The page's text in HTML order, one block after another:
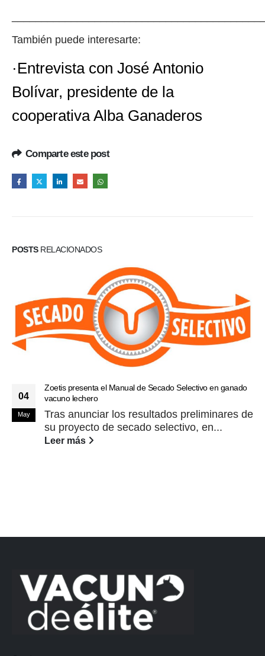
También puede interesarte:
·Entrevista con José Antonio
Bolívar, presidente de la
cooperativa Alba Ganaderos
Comparte este post
POSTSRELACIONADOS
04
May
Zoetis presenta el Manual de Secado Selectivo en ganado
vacuno lechero
Tras anunciar los resultados preliminares de
su proyecto de secado selectivo, en...
Leer más